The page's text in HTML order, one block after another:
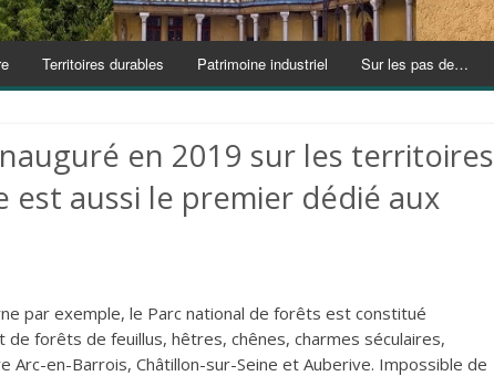
Territoires durables Patrimoine industriel Sur les pas de…
en 2019 sur les territoires
est aussi le premier dédié aux
par exemple, le Parc national de forêts est constitué
de forêts de feuillus, hêtres, chênes, charmes séculaires,
Arc-en-Barrois, Châtillon-sur-Seine et Auberive. Impossible de